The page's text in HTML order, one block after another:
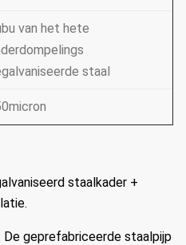
van het hete
staal
staalkader +
De geprefabriceerde staalpijp